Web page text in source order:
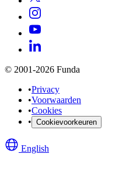
© 2001-2026 Funda
•Privacy
•Voorwaarden
•Cookies
• Cookievoorkeuren
English